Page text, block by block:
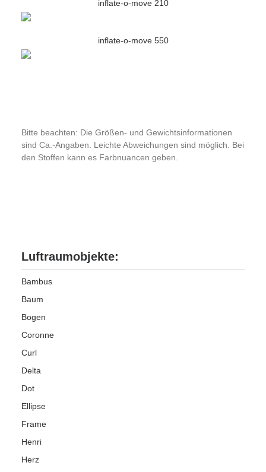
inflate-o-move 210
inflate-o-move 550
Bitte beachten: Die Größen- und Gewichtsinformationen
sind Ca.-Angaben. Leichte Abweichungen sind möglich. Bei
den Stoffen kann es Farbnuancen geben.
Luftraumobjekte:
Bambus
Baum
Bogen
Coronne
Curl
Delta
Dot
Ellipse
Frame
Henri
Herz